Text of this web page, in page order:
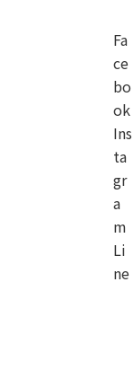
Fa
ce
bo
ok
Ins
ta
gr
a
m
Li
ne